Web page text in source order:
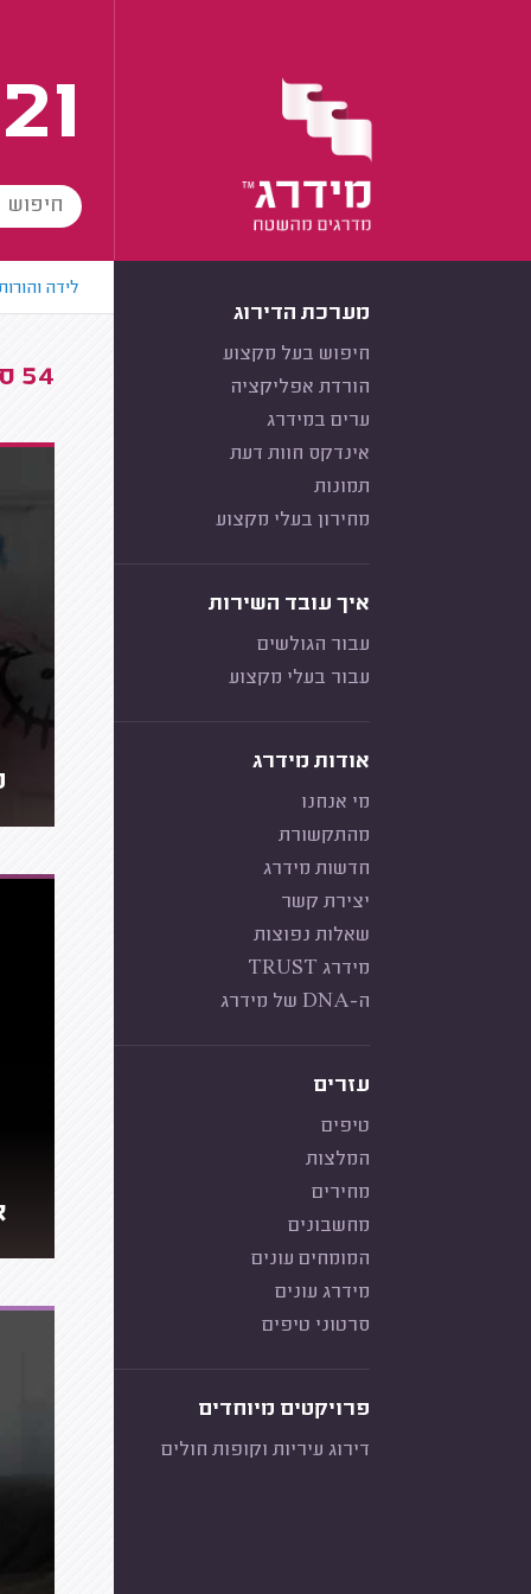
מערכת הדירוג
חיפוש בעל מקצוע
הורדת אפליקציה
ערים במידרג
אינדקס חוות דעת
תמונות
מחירון בעלי מקצוע
איך עובד השירות
עבור הגולשים
עבור בעלי מקצוע
אודות מידרג
מי אנחנו
מהתקשורת
חדשות מידרג
יצירת קשר
שאלות נפוצות
מידרג TRUST
ה-DNA של מידרג
עזרים
טיפים
המלצות
מחירים
מחשבונים
המומחים עונים
מידרג עונים
סרטוני טיפים
פרויקטים מיוחדים
דירוג עיריות וקופות חולים
לידה
54 סרטונים בנושא הדרכות הורים